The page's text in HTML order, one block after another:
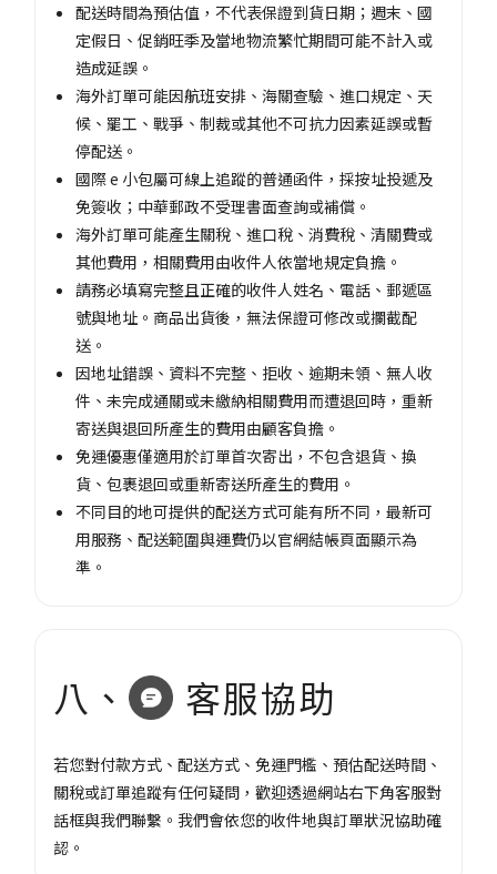
配送時間為預估值，不代表保證到貨日期；週末、國
定假日、促銷旺季及當地物流繁忙期間可能不計入或
造成延誤。
海外訂單可能因航班安排、海關查驗、進口規定、天
候、罷工、戰爭、制裁或其他不可抗力因素延誤或暫
停配送。
國際 e 小包屬可線上追蹤的普通函件，採按址投遞及
免簽收；中華郵政不受理書面查詢或補償。
海外訂單可能產生關稅、進口稅、消費稅、清關費或
其他費用，相關費用由收件人依當地規定負擔。
請務必填寫完整且正確的收件人姓名、電話、郵遞區
號與地址。商品出貨後，無法保證可修改或攔截配
送。
因地址錯誤、資料不完整、拒收、逾期未領、無人收
件、未完成通關或未繳納相關費用而遭退回時，重新
寄送與退回所產生的費用由顧客負擔。
免運優惠僅適用於訂單首次寄出，不包含退貨、換
貨、包裹退回或重新寄送所產生的費用。
不同目的地可提供的配送方式可能有所不同，最新可
用服務、配送範圍與運費仍以官網結帳頁面顯示為
準。
八、 客服協助
若您對付款方式、配送方式、免運門檻、預估配送時間、
關稅或訂單追蹤有任何疑問，歡迎透過網站右下角客服對
話框與我們聯繫。我們會依您的收件地與訂單狀況協助確
認。